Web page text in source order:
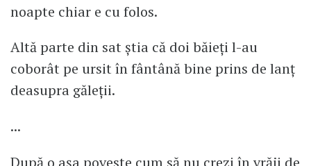
noapte chiar e cu folos.
Altă parte din sat știa că doi băieți l-au
coborât pe ursit în fântână bine prins de lanț
deasupra găleții.
...
După o așa poveste cum să nu crezi în vrăji de